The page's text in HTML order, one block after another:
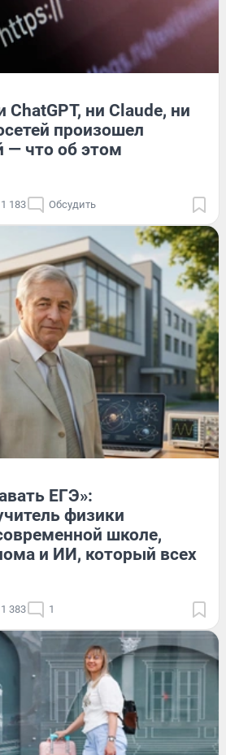
ни Claude, ни
произошел
— что об этом
1 183 Обсудить
ЕГЭ»:
физики
школе,
и ИИ, который всех
1 383 1